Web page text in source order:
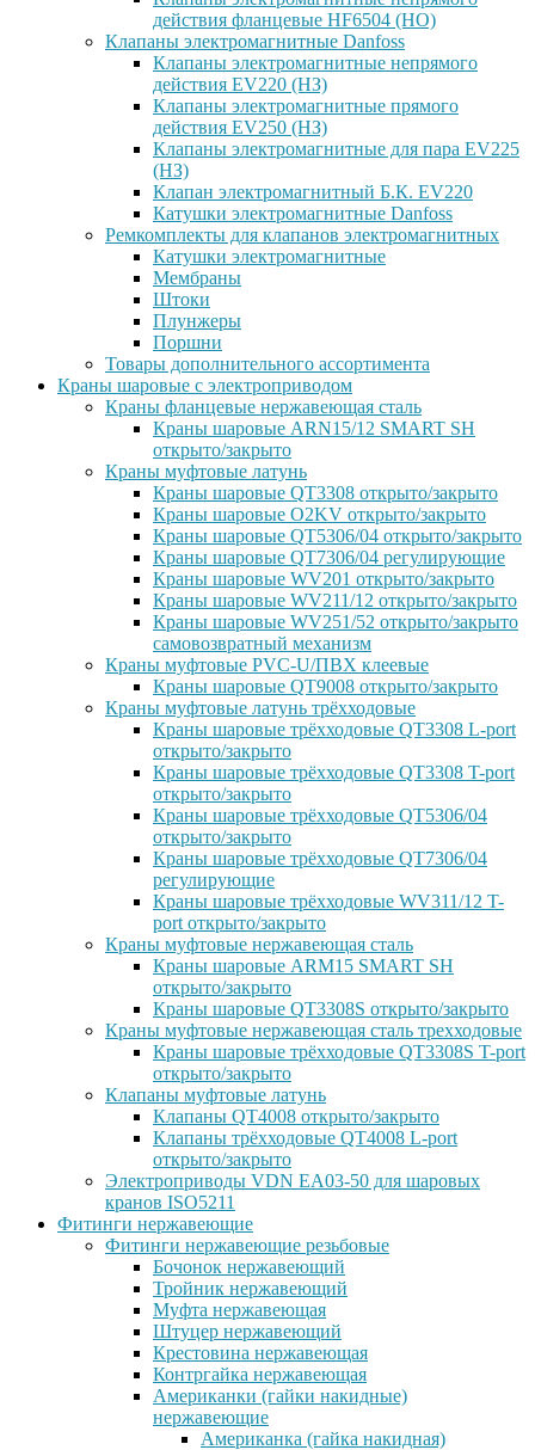
действия фланцевые HF6504 (НО)
Клапаны электромагнитные Danfoss
Клапаны электромагнитные непрямого
действия EV220 (НЗ)
Клапаны электромагнитные прямого
действия EV250 (НЗ)
Клапаны электромагнитные для пара EV225
(НЗ)
Клапан электромагнитный Б.К. EV220
Катушки электромагнитные Danfoss
Ремкомплекты для клапанов электромагнитных
Катушки электромагнитные
Мембраны
Штоки
Плунжеры
Поршни
Товары дополнительного ассортимента
Краны шаровые с электроприводом
Краны фланцевые нержавеющая сталь
Краны шаровые ARN15/12 SMART SH
открыто/закрыто
Краны муфтовые латунь
Краны шаровые QT3308 открыто/закрыто
Краны шаровые O2KV открыто/закрыто
Краны шаровые QT5306/04 открыто/закрыто
Краны шаровые QT7306/04 регулирующие
Краны шаровые WV201 открыто/закрыто
Краны шаровые WV211/12 открыто/закрыто
Краны шаровые WV251/52 открыто/закрыто
самовозвратный механизм
Краны муфтовые PVC-U/ПВХ клеевые
Краны шаровые QT9008 открыто/закрыто
Краны муфтовые латунь трёхходовые
Краны шаровые трёхходовые QT3308 L-port
открыто/закрыто
Краны шаровые трёхходовые QT3308 T-port
открыто/закрыто
Краны шаровые трёхходовые QT5306/04
открыто/закрыто
Краны шаровые трёхходовые QT7306/04
регулирующие
Краны шаровые трёхходовые WV311/12 T-
port открыто/закрыто
Краны муфтовые нержавеющая сталь
Краны шаровые ARM15 SMART SH
открыто/закрыто
Краны шаровые QT3308S открыто/закрыто
Краны муфтовые нержавеющая сталь трехходовые
Краны шаровые трёхходовые QT3308S T-port
открыто/закрыто
Клапаны муфтовые латунь
Клапаны QT4008 открыто/закрыто
Клапаны трёхходовые QT4008 L-port
открыто/закрыто
Электроприводы VDN EA03-50 для шаровых
кранов ISO5211
Фитинги нержавеющие
Фитинги нержавеющие резьбовые
Бочонок нержавеющий
Тройник нержавеющий
Муфта нержавеющая
Штуцер нержавеющий
Крестовина нержавеющая
Контргайка нержавеющая
Американки (гайки накидные)
нержавеющие
Американка (гайка накидная)